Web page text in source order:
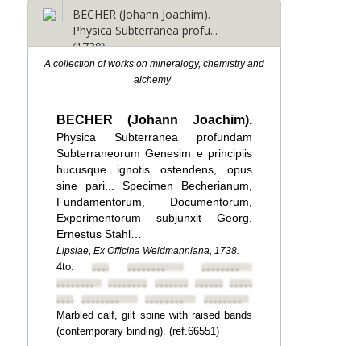
BECHER (Johann Joachim).
Physica Subterranea profu...
(1738)
A collection of works on mineralogy, chemistry and
alchemy
BECHER (Johann Joachim).
Physica Subterranea profundam
Subterraneorum Genesim e principiis
hucusque ignotis ostendens, opus
sine pari... Specimen Becherianum,
Fundamentorum, Documentorum,
Experimentorum subjunxit Georg.
Ernestus Stahl…
Lipsiae, Ex Officina Weidmanniana, 1738.
4to.••••••••••••••••
••••••••
••••••••
•••••••• •••••••• ••••••••••••••••
•••••••••••••••• ••••••••
••••••••
Marbled calf, gilt spine with raised bands
(contemporary binding). (ref.66551)